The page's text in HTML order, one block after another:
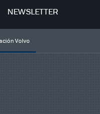
NEWSLETTER
Volvo